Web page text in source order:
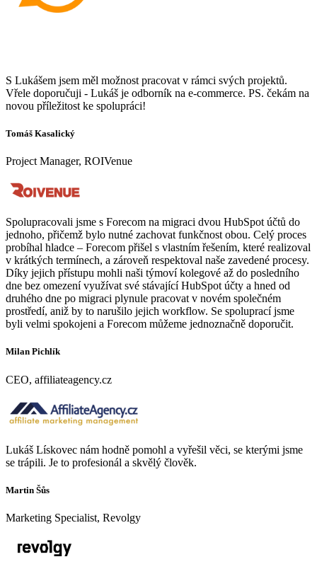
S Lukášem jsem měl možnost pracovat v rámci svých projektů.
Vřele doporučuji - Lukáš je odborník na e-commerce. PS. čekám na
novou příležitost ke spolupráci!
Tomáš Kasalický
Project Manager, ROIVenue
Spolupracovali jsme s Forecom na migraci dvou HubSpot účtů do
jednoho, přičemž bylo nutné zachovat funkčnost obou. Celý proces
probíhal hladce – Forecom přišel s vlastním řešením, které realizoval
v krátkých termínech, a zároveň respektoval naše zavedené procesy.
Díky jejich přístupu mohli naši týmoví kolegové až do posledního
dne bez omezení využívat své stávající HubSpot účty a hned od
druhého dne po migraci plynule pracovat v novém společném
prostředí, aniž by to narušilo jejich workflow. Se spoluprací jsme
byli velmi spokojeni a Forecom můžeme jednoznačně doporučit.
Milan Pichlík
CEO, affiliateagency.cz
Lukáš Lískovec nám hodně pomohl a vyřešil věci, se kterými jsme
se trápili. Je to profesionál a skvělý člověk.
Martin Šůs
Marketing Specialist, Revolgy